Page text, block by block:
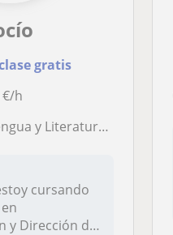
gratis
h
muy didácticas
cursando
y Dirección de